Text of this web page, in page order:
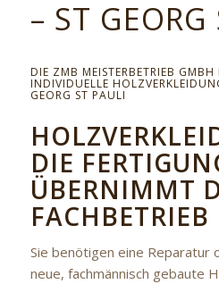
– ST
DIE ZMB MEISTERBETRIEB
INDIVIDUELLE
EORG ST PAULI
DIE
ÜBERNIMMT
FACHBETRIEB
Sie benötigen eine Reparatur
neue, fachmännisch gebaute